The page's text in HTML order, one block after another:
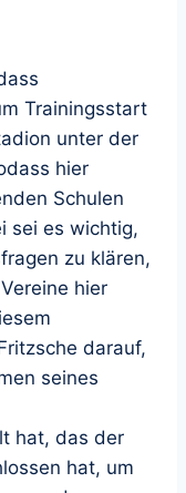
Trainingsstart
unter der
hier
Schulen
sei es wichtig,
zu klären,
hier
darauf,
seines
hat, das der
hat, um